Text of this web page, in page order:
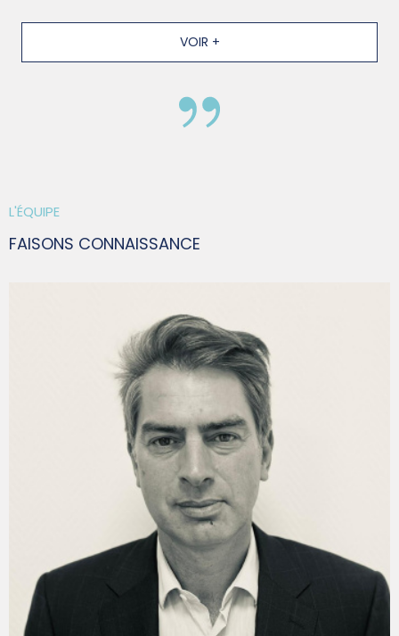
VOIR +
L'ÉQUIPE
FAISONS CONNAISSANCE
FRANÇOIS-XAVIER GUIS